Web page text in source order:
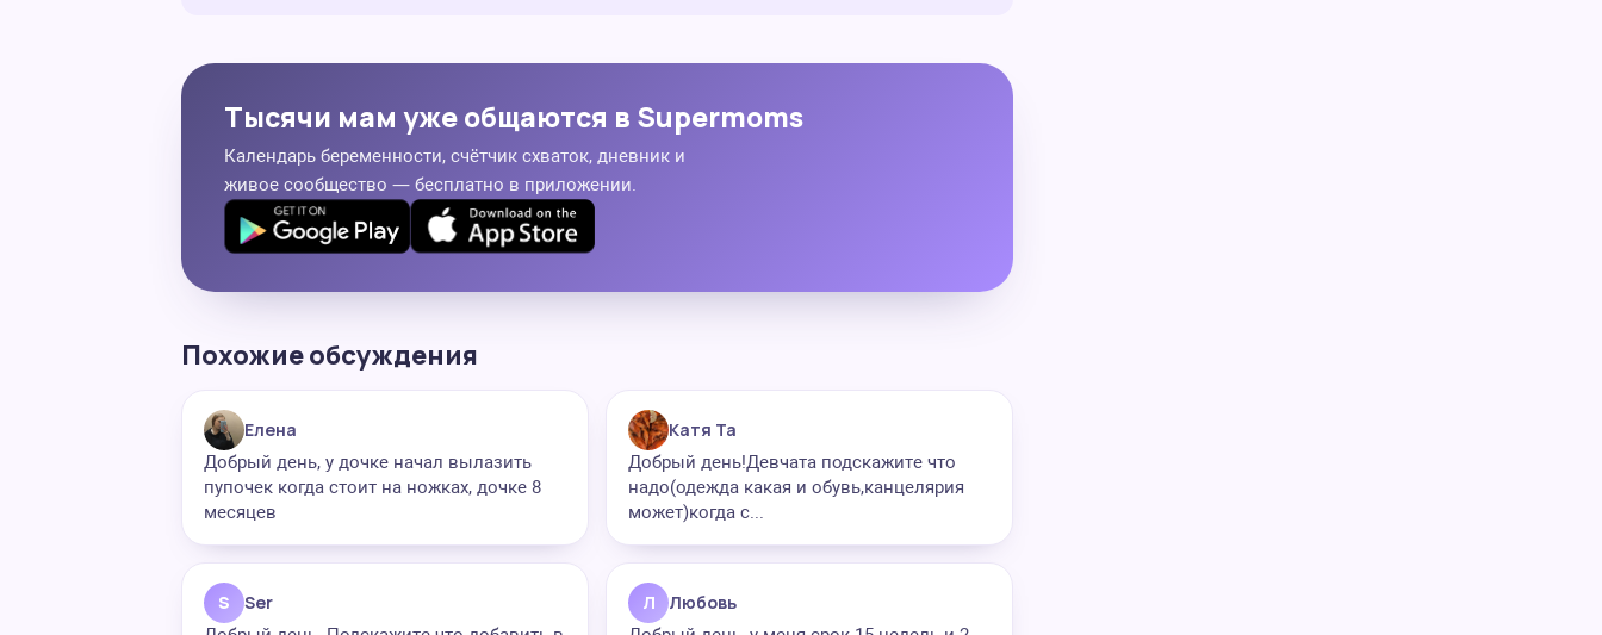
Тысячи мам уже общаются в Supermoms
Календарь беременности, счётчик схваток, дневник и
живое сообщество — бесплатно в приложении.
Похожие обсуждения
Елена
Добрый день, у дочке начал вылазить
пупочек когда стоит на ножках, дочке 8
месяцев
Катя Та
Добрый день!Девчата подскажите что
надо(одежда какая и обувь,канцелярия
может)когда с...
S Ser Л Любовь